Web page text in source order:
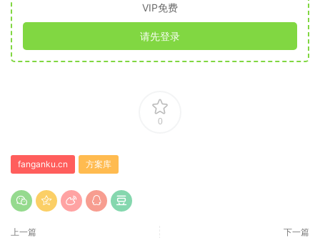
VIP免费
请先登录
0
fanganku.cn 方案库
上一篇 下一篇